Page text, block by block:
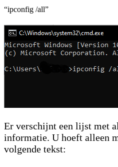
“ipconfig /all”
Er verschijnt een lijst met
informatie. U hoeft alleen
volgende tekst: